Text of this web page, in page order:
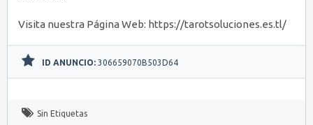
Visita nuestra Página Web: https://tarotsoluciones.es.tl/
ID ANUNCIO: 306659070B503D64
Sin Etiquetas